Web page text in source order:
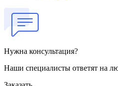
Нужна консультация?
Наши специалисты ответят на